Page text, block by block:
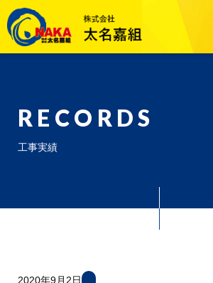
RECORDS
工事実績
2020年9月2日